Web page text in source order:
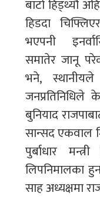
बाटो हिड्थ्यौ
हिडदा
भएपनी
समातेर जानू
भने,
जनप्रतिनिधिले
बुनियाद
सान्सद एकवाल
पुर्बाधार
लिपनिमालका
साह अध्यक्षमा